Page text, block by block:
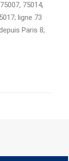
75014,
ligne 73
Paris 8;